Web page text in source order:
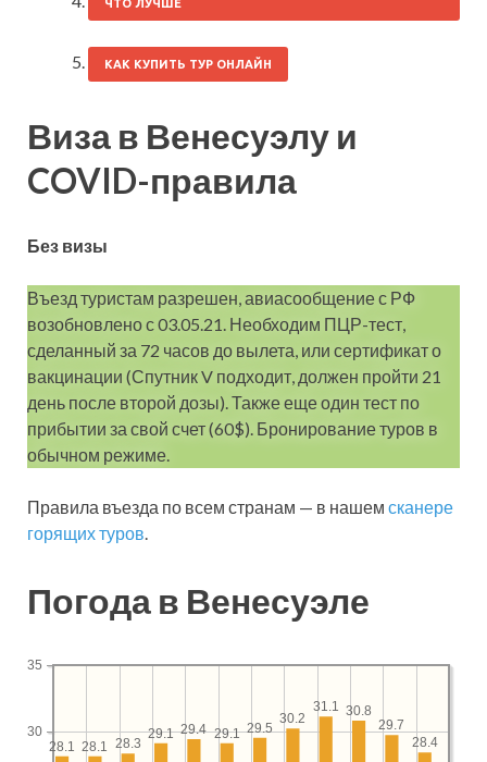
ЧТО ЛУЧШЕ
КАК КУПИТЬ ТУР ОНЛАЙН
Виза в Венесуэлу и
COVID-правила
Без визы
Въезд туристам разрешен, авиасообщение с РФ
возобновлено с 03.05.21. Необходим ПЦР-тест,
сделанный за 72 часов до вылета, или сертификат о
вакцинации (Спутник V подходит, должен пройти 21
день после второй дозы). Также еще один тест по
прибытии за свой счет (60$). Бронирование туров в
обычном режиме.
Правила въезда по всем странам — в нашем сканере
горящих туров.
Погода в Венесуэле